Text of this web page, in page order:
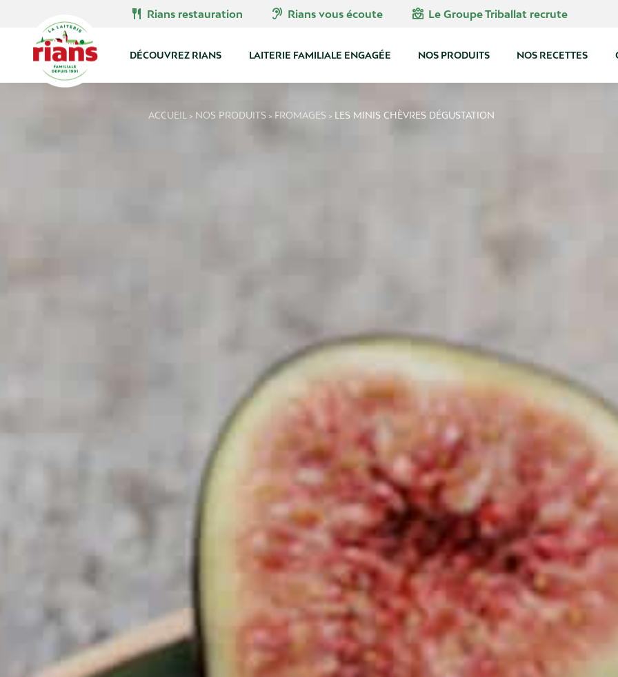
restaurant Rians restauration hearing Rians vous écoute diversity_4 Le Groupe Triballat recrute
DÉCOUVREZ RIANS LAITERIE FAMILIALE ENGAGÉE NOS PRODUITS NOS RECETTES
ACCUEIL > NOS PRODUITS > FROMAGES > LES MINIS CHÈVRES DÉGUSTATION